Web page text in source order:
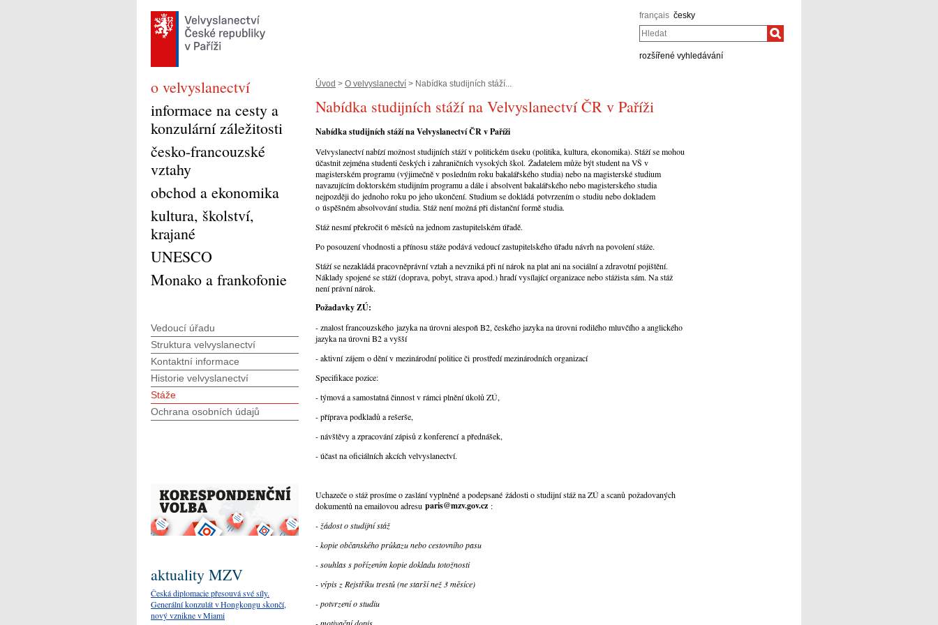
français česky
Hledat
rozšířené vyhledávání
Úvod > O velvyslanectví > Nabídka studijních stáží...
Nabídka studijních stáží na Velvyslanectví ČR v Paříži
Nabídka studijních stáží na Velvyslanectví ČR v Paříži
Velvyslanectví nabízí možnost studijních stáží v politickém úseku (politika, kultura, ekonomika). Stáží se mohou
účastnit zejména studenti českých i zahraničních vysokých škol. Žadatelem může být student na VŠ v
magisterském programu (výjimečně v posledním roku bakalářského studia) nebo na magisterské studium
navazujícím doktorském studijním programu a dále i absolvent bakalářského nebo magisterského studia
nejpozději do jednoho roku po jeho ukončení. Studium se dokládá potvrzením o studiu nebo dokladem
o úspěšném absolvování studia. Stáž není možná při distanční formě studia.
Stáž nesmí překročit 6 měsíců na jednom zastupitelském úřadě.
Po posouzení vhodnosti a přínosu stáže podává vedoucí zastupitelského úřadu návrh na povolení stáže.
Stáží se nezakládá pracovněprávní vztah a nevzniká při ní nárok na plat ani na sociální a zdravotní pojištění.
Náklady spojené se stáží (doprava, pobyt, strava apod.) hradí vysílající organizace nebo stážista sám. Na stáž
není právní nárok.
Požadavky ZÚ:
- znalost francouzského jazyka na úrovni alespoň B2, českého jazyka na úrovni rodilého mluvčího a anglického
jazyka na úrovni B2 a vyšší
- aktivní zájem o dění v mezinárodní politice či prostředí mezinárodních organizací
Specifikace pozice:
- týmová a samostatná činnost v rámci plnění úkolů ZÚ,
- příprava podkladů a rešerše,
- návštěvy a zpracování zápisů z konferencí a přednášek,
- účast na oficiálních akcích velvyslanectví.
Uchazeče o stáž prosíme o zaslání vyplněné a podepsané žádosti o studijní stáž na ZÚ a scanů požadovaných
dokumentů na emailovou adresu paris@mzv.gov.cz :
- žádost o studijní stáž
- kopie občanského průkazu nebo cestovního pasu
- souhlas s pořízením kopie dokladu totožnosti
- výpis z Rejstříku trestů (ne starší než 3 měsíce)
- potvrzení o studiu
o velvyslanectví
informace na cesty a
konzulární záležitosti
česko-francouzské
vztahy
obchod a ekonomika
kultura, školství,
krajané
UNESCO
Monako a frankofonie
Vedoucí úřadu
Struktura velvyslanectví
Kontaktní informace
Historie velvyslanectví
Stáže
Ochrana osobních údajů
aktuality MZV
Česká diplomacie přesouvá své síly.
Generální konzulát v Hongkongu skončí,
nový vznikne v Miami